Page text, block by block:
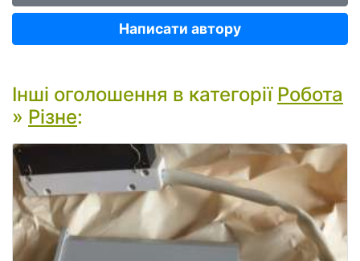
Написати автору
Інші оголошення в категорії Робота
» Різне: